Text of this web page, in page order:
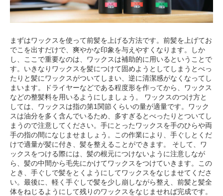
まずはワックスを使って前髪を上げる方法です。前髪を上げてお
でこを出すだけで、爽やかな印象を与えやすくなります。しか
し、ここで重要なのは、ワックスは補助的に用いるということで
す。いきなりワックスを髪につけて固めようとしてしまうとべっ
たりと髪にワックスがついてしまい、逆に清潔感がなくなってし
まいます。ドライヤーなどである程度形を作ってから、ワックス
などの整髪料を用いるようにしましょう。 ワックスのつけ方と
しては、ワックスは指の第1関節くらいの量が適量です。ワック
スは油分を多く含んでいるため、多すぎるとべったりとついてし
まうので注意してください。手にとったワックスを手のひらや両
手の指の間になじませましょう。この作業により、手ぐしとくだ
けで適量が髪に付き、髪を整えることができます。 そして、ワ
ックスをつける際には、髪の根元につけないように注意しなが
ら、髪の中間から毛先にかけてワックスをつけていきます。この
とき、手ぐしで髪をとくようにしてワックスをなじませてくださ
い。最後に、軽く手ぐしで髪を少し崩しながら整え、前髪と髪全
体をねじるようにして残りのワックスをなじませれば完成です。